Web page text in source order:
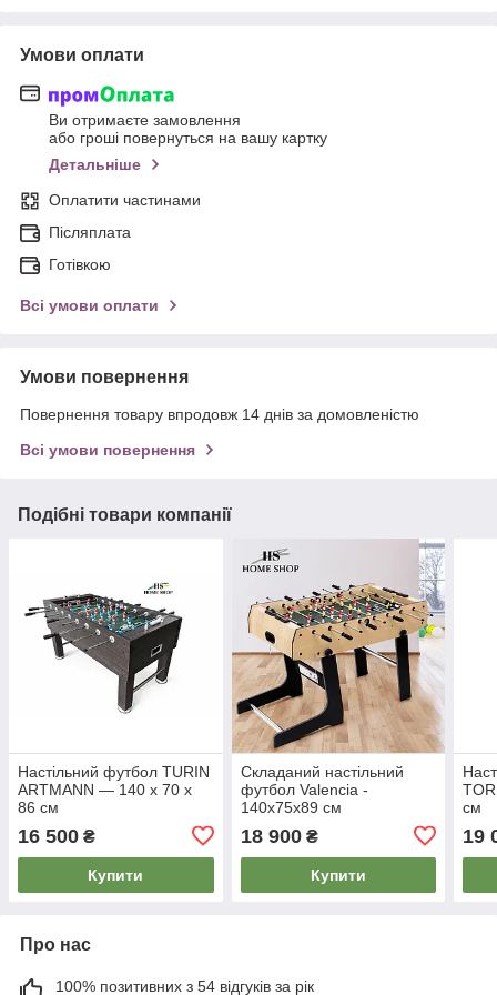
Умови оплати
Ви отримаєте замовлення
або гроші повернуться на вашу картку
Детальніше
Оплатити частинами
Післяплата
Готівкою
Всі умови оплати
Умови повернення
Повернення товару впродовж 14 днів за домовленістю
Всі умови повернення
Подібні товари компанії
Настільний футбол TURIN
ARTMANN — 140 х 70 х
86 см
16 500 ₴
Купити
Складаний настільний
футбол Valencia -
140x75x89 см
18 900₴
Купити
см
19
Про нас
100% позитивних з 54 відгуків за рік